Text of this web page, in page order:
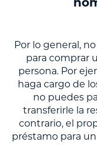
Por lo general,
para comprar
persona. Por
haga cargo de
no puedes
transferirle la
contrario, el
préstamo para